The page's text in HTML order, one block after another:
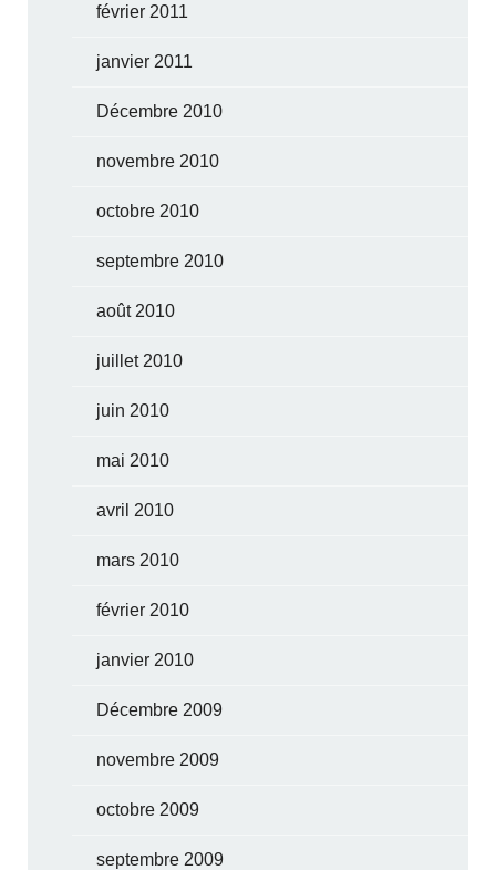
février 2011
janvier 2011
Décembre 2010
novembre 2010
octobre 2010
septembre 2010
août 2010
juillet 2010
juin 2010
mai 2010
avril 2010
mars 2010
février 2010
janvier 2010
Décembre 2009
novembre 2009
octobre 2009
septembre 2009